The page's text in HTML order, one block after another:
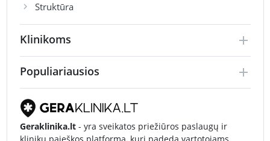
Struktūra
Klinikoms
Populiariausios
Geraklinika.lt- yra sveikatos priežiūros paslaugų ir
klinikų paieškos platforma, kuri padeda vartotojams